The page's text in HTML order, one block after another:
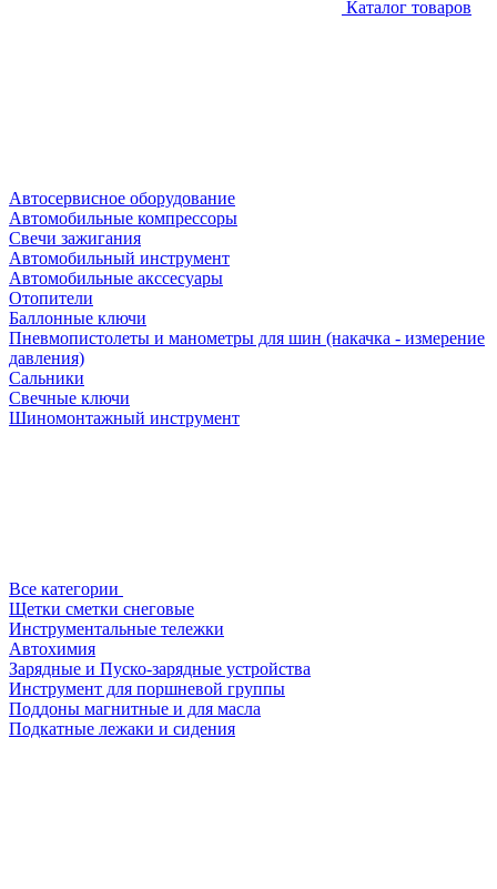
Каталог товаров
Автосервисное оборудование
Автомобильные компрессоры
Свечи зажигания
Автомобильный инструмент
Автомобильные акссесуары
Отопители
Баллонные ключи
Пневмопистолеты и манометры для шин (накачка - измерение
давления)
Сальники
Свечные ключи
Шиномонтажный инструмент
Все категории
Щетки сметки снеговые
Инструментальные тележки
Автохимия
Зарядные и Пуско-зарядные устройства
Инструмент для поршневой группы
Поддоны магнитные и для масла
Подкатные лежаки и сидения